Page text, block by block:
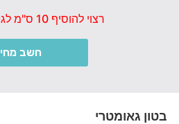
רצוי להוסיף 10 ס"מ לגובה ולרוחב !
חשב מחיר
בטון גאומטרי